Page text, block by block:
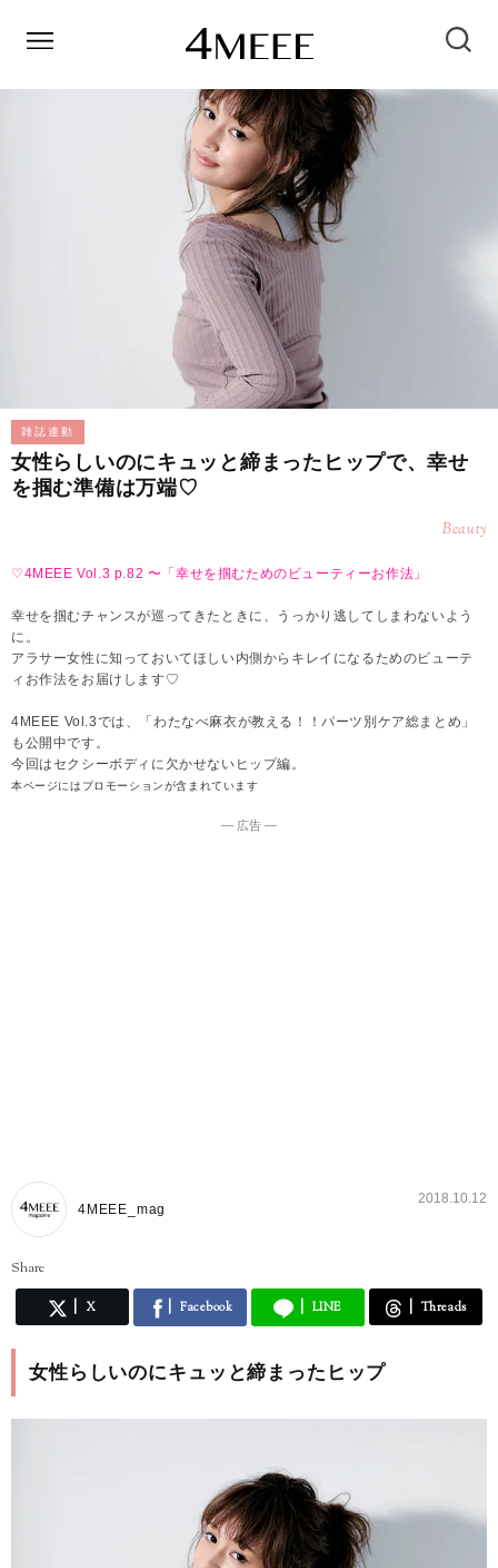
雑誌連動
女性らしいのにキュッと締まったヒップで、幸せ
を掴む準備は万端♡
Beauty
♡4MEEE Vol.3 p.82 〜「幸せを掴むためのビューティーお作法」
幸せを掴むチャンスが巡ってきたときに、うっかり逃してしまわないよう
に。
アラサー女性に知っておいてほしい内側からキレイになるためのビューテ
ィお作法をお届けします♡
4MEEE Vol.3では、「わたなべ麻衣が教える！！パーツ別ケア総まとめ」
も公開中です。
今回はセクシーボディに欠かせないヒップ編。
本ページにはプロモーションが含まれています
― 広告 ―
4MEEE_mag
2018.10.12
Share
X Facebook LINE Threads
女性らしいのにキュッと締まったヒップ